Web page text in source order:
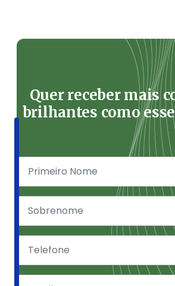
Quer receber mais
brilhantes como